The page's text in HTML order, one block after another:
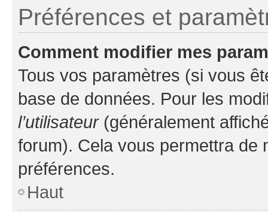
Préférences et
Comment modifier mes
Tous vos paramètres (si vous
base de données. Pour les
l’utilisateur(généralement
forum). Cela vous permettra de
préférences.
Haut